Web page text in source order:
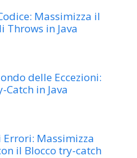
Massimizza il
Throws in Java
delle Eccezioni:
in Java
Errori: Massimizza
il Blocco try-catch